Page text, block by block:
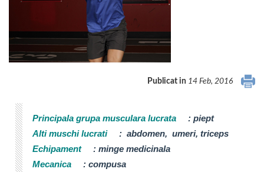
Publicat in 14 Feb, 2016
Principala grupa musculara lucrata : piept
Alti muschi lucrati
: abdomen, umeri, triceps
Echipament
: minge medicinala
Mecanica
: compusa